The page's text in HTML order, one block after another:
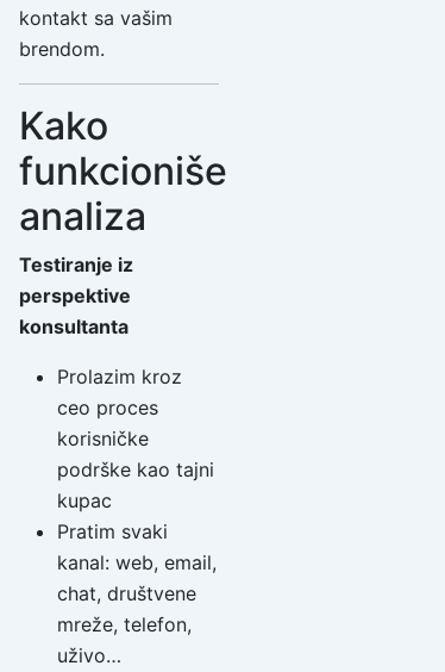
kontakt sa vašim
brendom.
Kako
funkcioniše
analiza
Testiranje iz
perspektive
konsultanta
Prolazim kroz
ceo proces
korisničke
podrške kao tajni
kupac
Pratim svaki
kanal: web, email,
chat, društvene
mreže, telefon,
uživo…